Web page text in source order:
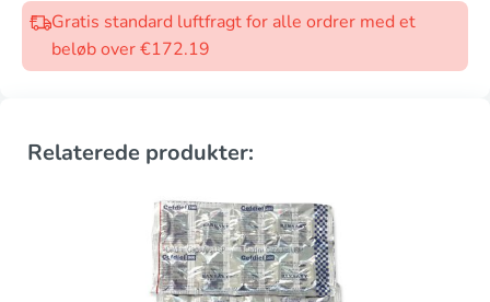
Gratis standard luftfragt for alle ordrer med et
beløb over €172.19
Relaterede produkter: